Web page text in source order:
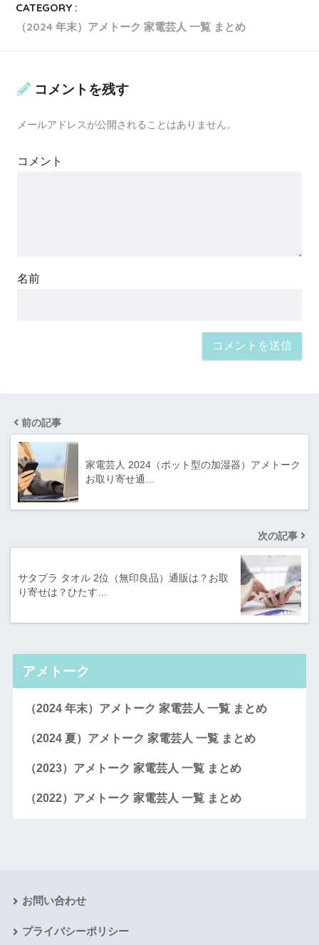
CATEGORY :
（2024 年末）アメトーク 家電芸人 一覧 まとめ
コメントを残す
メールアドレスが公開されることはありません。
コメント
名前
前の記事
家電芸人 2024（ポット型の加湿器）アメトーク
お取り寄せ通…
次の記事
サタプラ タオル 2位（無印良品）通販は？お取
り寄せは？ひたす…
アメトーク
（2024 年末）アメトーク 家電芸人 一覧 まとめ
（2024 夏）アメトーク 家電芸人 一覧 まとめ
（2023）アメトーク 家電芸人 一覧 まとめ
（2022）アメトーク 家電芸人 一覧 まとめ
お問い合わせ
プライバシーポリシー